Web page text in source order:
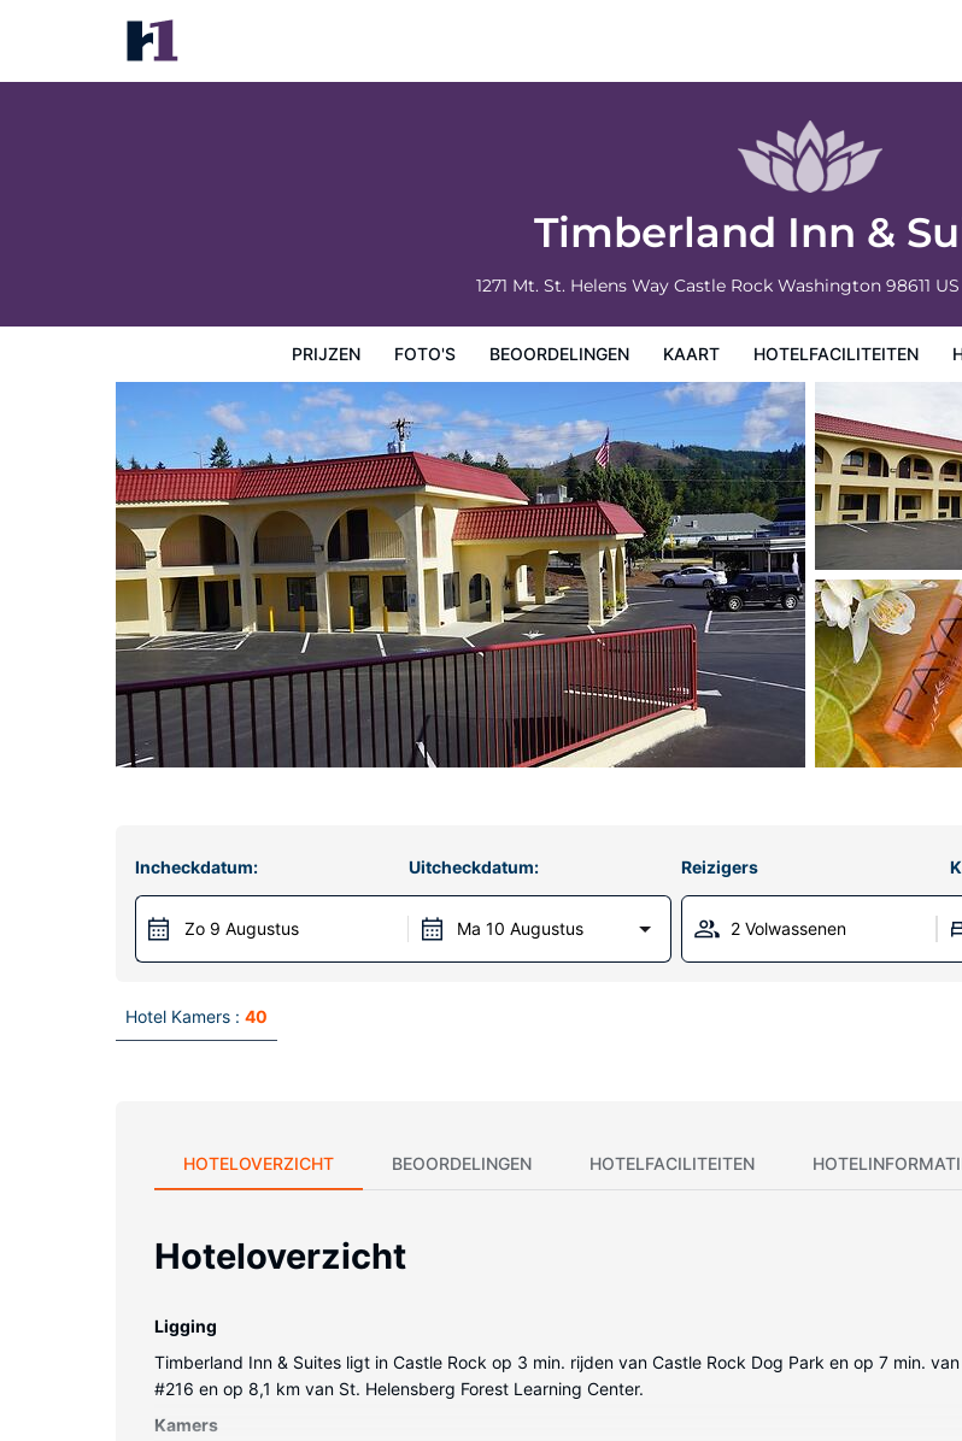
Timberland Inn &
1271 Mt. St. Helens Way Castle Rock Washington 98611 US
PRIJZEN FOTO'S BEOORDELINGEN KAART HOTELFACILITEITEN
Timberland Inn & Suites
Prijzen
Incheckdatum:
Zo 9 Augustus
Uitcheckdatum:
Ma 10 Augustus
Reizigers
2 Volwassenen
Hotel Kamers : 40
HOTELOVERZICHT BEOORDELINGEN HOTELFACILITEITEN
Hoteloverzicht
Ligging
Timberland Inn & Suites ligt in Castle Rock op 3 min. rijden van Castle Rock Dog Park en op 7 min.
#216 en op 8,1 km van St. Helensberg Forest Learning Center.
Kamers